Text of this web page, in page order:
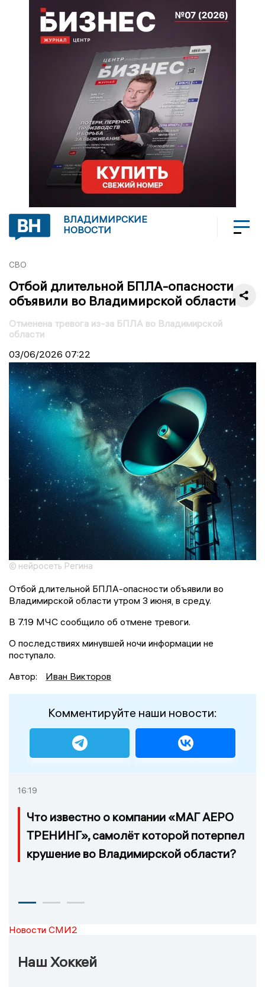
ВЛАДИМИРСКИЕ
НОВОСТИ
СВО
Отбой длительной БПЛА-опасности
объявили во Владимирской области
Отменена тревога из-за БПЛА во Владимирской
области
03/06/2026 07:22
© нейросеть Регина
Отбой длительной БПЛА-опасности объявили во
Владимирской области утром 3 июня, в среду.
В 7.19 МЧС сообщило об отмене тревоги.
О последствиях минувшей ночи информации не
поступало.
Автор:
Иван Викторов
Комментируйте наши новости:
16:19
Что известно о компании «МАГ АЕРО
ТРЕНИНГ», самолёт которой потерпел
крушение во Владимирской области?
Новости СМИ2
Наш Хоккей